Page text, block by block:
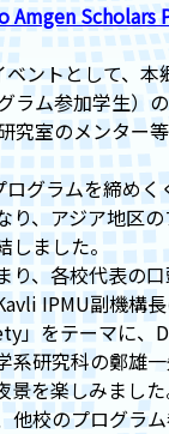
Amgen Scholars
ントとして、本
ラム参加学生）
究室のメンター
グラムを締め
り、アジア地区
しました。
り、各校代表の
IPMU副機構
」をテーマに、
系研究科の鄭雄
を楽しみました
他校のプログラ